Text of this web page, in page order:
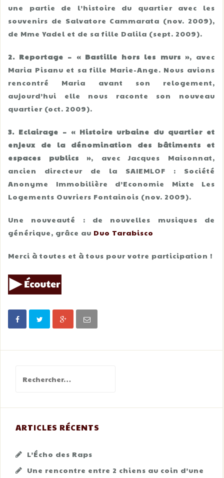
une partie de l’histoire du quartier avec les
souvenirs de Salvatore Cammarata (nov. 2009),
de Mme Yadel et de sa fille Dalila (sept. 2009).
2. Reportage – « Bastille hors les murs », avec
Maria Pisanu et sa fille Marie-Ange. Nous avions
rencontré Maria avant son relogement,
aujourd’hui elle nous raconte son nouveau
quartier (oct. 2009).
3. Eclairage – « Histoire urbaine du quartier et
enjeux de la dénomination des bâtiments et
espaces publics », avec Jacques Maisonnat,
ancien directeur de la SAIEMLOF : Société
Anonyme Immobilière d’Economie Mixte Les
Logements Ouvriers Fontainois (nov. 2009).
Une nouveauté : de nouvelles musiques de
générique, grâce au Duo Tarabisco
Merci à toutes et à tous pour votre participation !
ARTICLES RÉCENTS
L’Écho des Raps
Une rencontre entre 2 chiens au coin d’une